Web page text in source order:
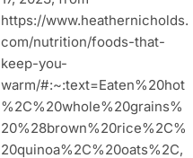
https://www.heathernicholds.
com/nutrition/foods-that-
keep-you-
warm/#:~:text=Eaten%20hot
%2C%20whole%20grains%
20%28brown%20rice%2C%
20quinoa%2C%20oats%2C,